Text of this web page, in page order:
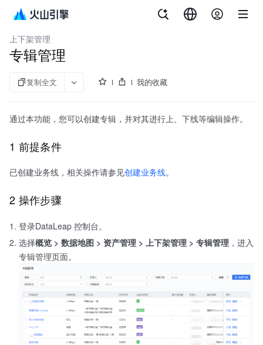
大数据研发治理套件
上下架管理
专辑管理
复制全文 我的收藏
通过本功能，您可以创建专辑，并对其进行上、下线等编辑操作。
1 前提条件
已创建业务线，相关操作请参见创建业务线。
2 操作步骤
登录DataLeap 控制台。
选择概览 > 数据地图 > 资产管理 > 上下架管理 > 专辑管理 ，进入
专辑管理页面。